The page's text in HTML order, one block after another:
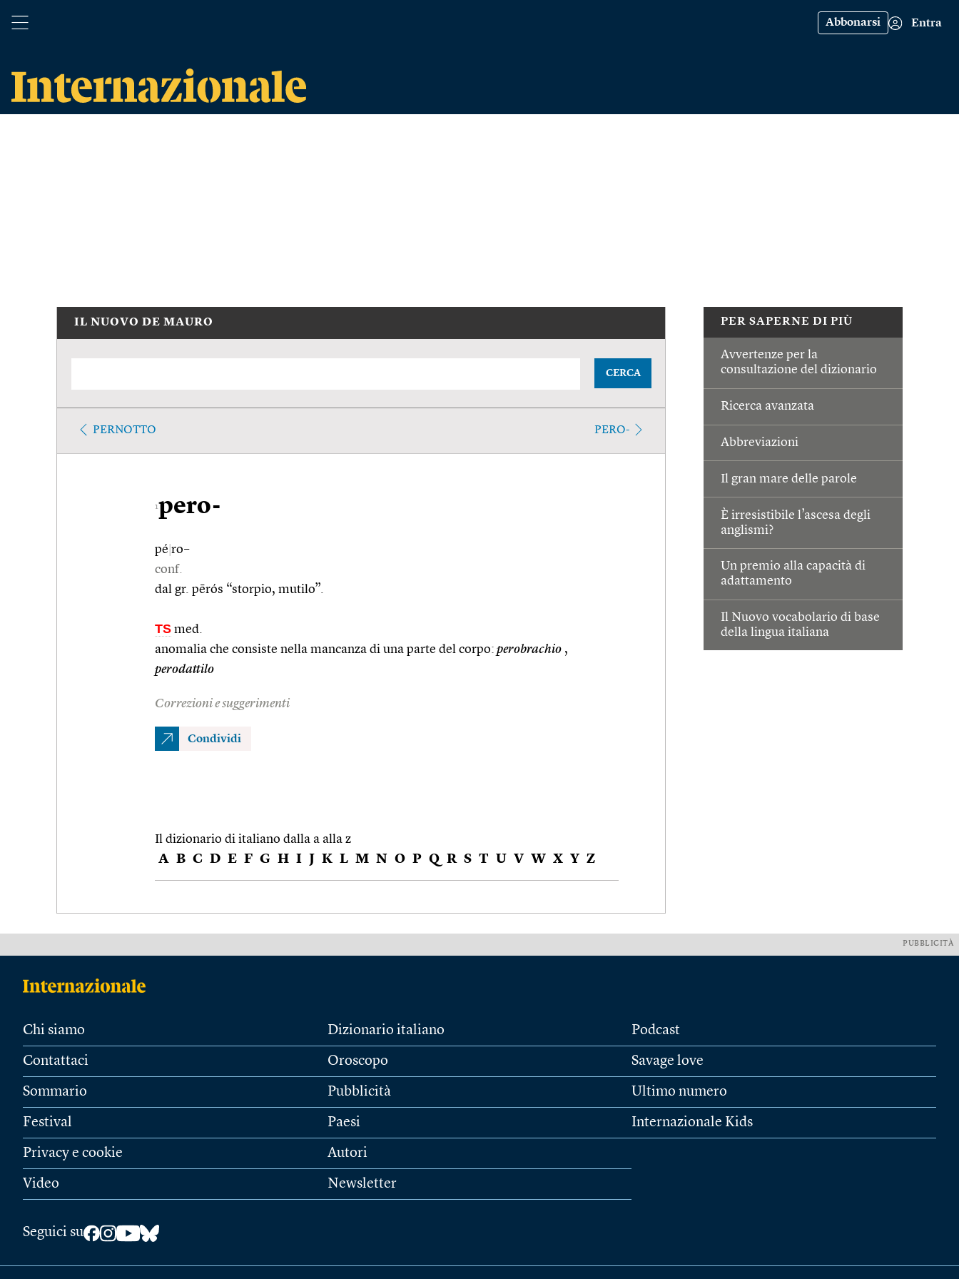
Abbonarsi Entra
PER SAPERNE DI PIÙ
Avvertenze per la
consultazione del dizionario
Ricerca avanzata
Abbreviazioni
Il gran mare delle parole
È irresistibile l’ascesa degli
anglismi?
Un premio alla capacità di
adattamento
Il Nuovo vocabolario di base
della lingua italiana
IL NUOVO DE MAURO
CERCA
PERNOTTO PERO-
1pero-
pé ro–
conf.
dal gr. pērós “storpio, mutilo”.
TS med.
anomalia che consiste nella mancanza di una parte del corpo: perobrachio ,
perodattilo
Correzioni e suggerimenti
Condividi
Il dizionario di italiano dalla a alla z
A B C D E F G H I J K L M N O P Q R S T U V W X Y Z
PUBBLICITÀ
Chi siamo
Contattaci
Sommario
Festival
Privacy e cookie
Video
Dizionario italiano
Oroscopo
Pubblicità
Paesi
Autori
Newsletter
Podcast
Savage love
Ultimo numero
Internazionale Kids
Seguici su